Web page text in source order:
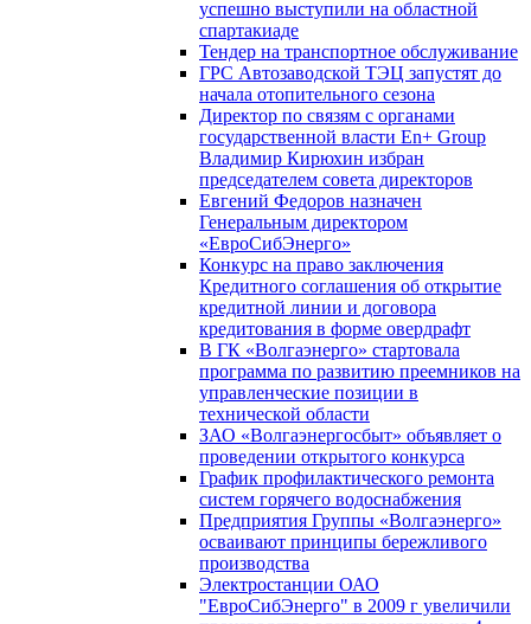
успешно выступили на областной
спартакиаде
Тендер на транспортное обслуживание
ГРС Автозаводской ТЭЦ запустят до
начала отопительного сезона
Директор по связям с органами
государственной власти En+ Group
Владимир Кирюхин избран
председателем совета директоров
Евгений Федоров назначен
Генеральным директором
«ЕвроСибЭнерго»
Конкурс на право заключения
Кредитного соглашения об открытие
кредитной линии и договора
кредитования в форме овердрафт
В ГК «Волгаэнерго» стартовала
программа по развитию преемников на
управленческие позиции в
технической области
ЗАО «Волгаэнергосбыт» объявляет о
проведении открытого конкурса
График профилактического ремонта
систем горячего водоснабжения
Предприятия Группы «Волгаэнерго»
осваивают принципы бережливого
производства
Электростанции ОАО
"ЕвроСибЭнерго" в 2009 г увеличили